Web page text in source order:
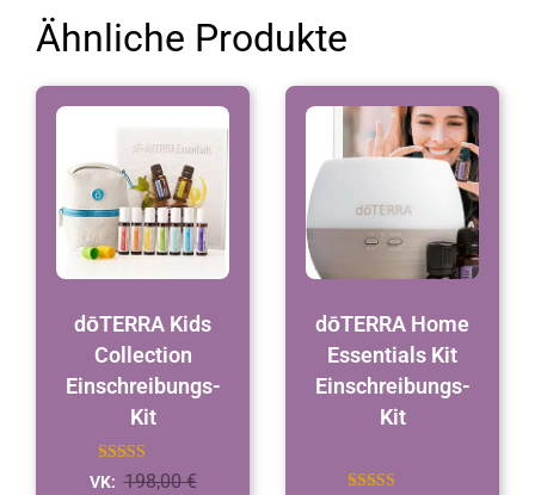
Ähnliche Produkte
dōTERRA Kids
Collection
Einschreibungs-
Kit
Bewertet
mit
VK: 198,00€
dōTERRA Home
Essentials Kit
Einschreibungs-
Kit